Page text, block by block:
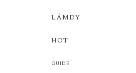
LÁMDY
HOT
GUIDE